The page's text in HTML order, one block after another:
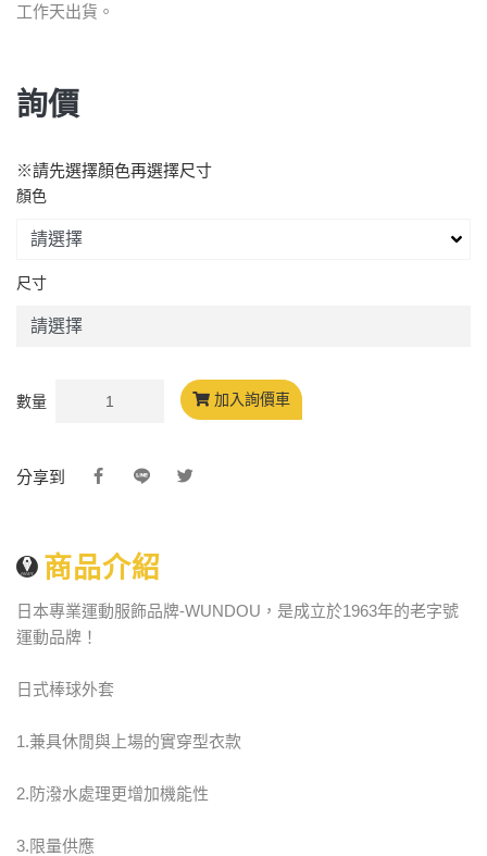
工作天出貨。
詢價
※請先選擇顏色再選擇尺寸
顏色
尺寸
數量 加入詢價車
分享到
商品介紹
日本專業運動服飾品牌-WUNDOU，是成立於1963年的老字號
運動品牌！
日式棒球外套
1.兼具休閒與上場的實穿型衣款
2.防潑水處理更增加機能性
3.限量供應